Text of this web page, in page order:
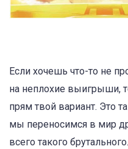
Если хочешь что-то не
на неплохие выигрыши,
прям твой вариант. Это
мы переносимся в мир
всего такого